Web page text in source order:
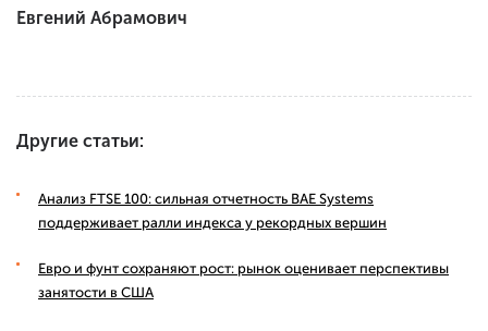
Евгений Абрамович
Другие статьи:
Анализ FTSE 100: сильная отчетность BAE Systems
поддерживает ралли индекса у рекордных вершин
Евро и фунт сохраняют рост: рынок оценивает перспективы
занятости в США